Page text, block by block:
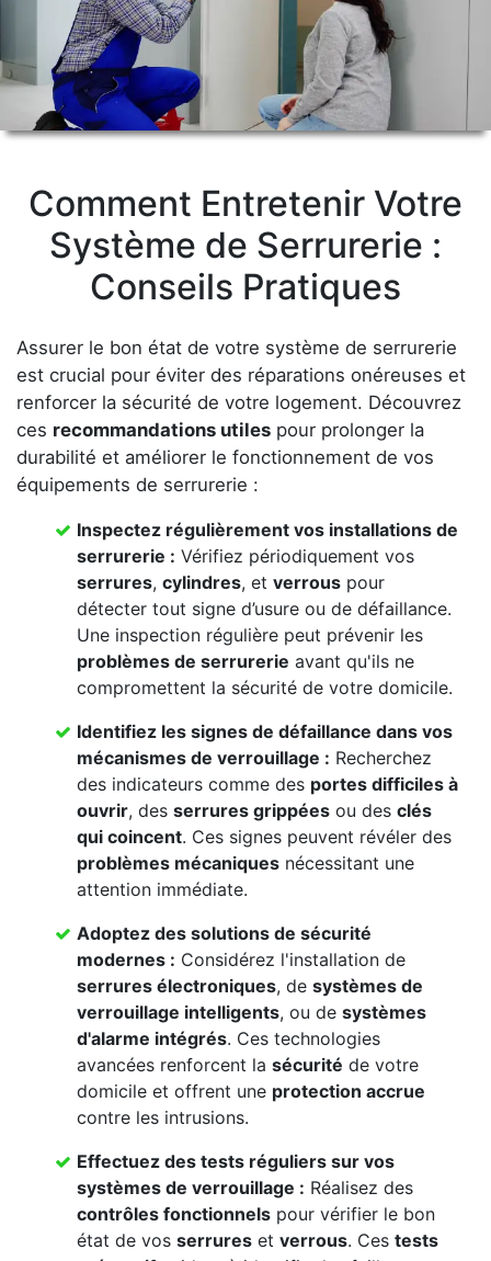
Comment Entretenir Votre
Système de Serrurerie :
Conseils Pratiques
Assurer le bon état de votre système de serrurerie
est crucial pour éviter des réparations onéreuses et
renforcer la sécurité de votre logement. Découvrez
ces recommandations utiles pour prolonger la
durabilité et améliorer le fonctionnement de vos
équipements de serrurerie :
Inspectez régulièrement vos installations de
serrurerie : Vérifiez périodiquement vos
serrures, cylindres, et verrous pour
détecter tout signe d’usure ou de défaillance.
Une inspection régulière peut prévenir les
problèmes de serrurerie avant qu'ils ne
compromettent la sécurité de votre domicile.
Identifiez les signes de défaillance dans vos
mécanismes de verrouillage : Recherchez
des indicateurs comme des portes difficiles à
ouvrir, des serrures grippées ou des clés
qui coincent. Ces signes peuvent révéler des
problèmes mécaniques nécessitant une
attention immédiate.
Adoptez des solutions de sécurité
modernes : Considérez l'installation de
serrures électroniques, de systèmes de
verrouillage intelligents, ou de systèmes
d'alarme intégrés. Ces technologies
avancées renforcent la sécurité de votre
domicile et offrent une protection accrue
contre les intrusions.
Effectuez des tests réguliers sur vos
systèmes de verrouillage : Réalisez des
contrôles fonctionnels pour vérifier le bon
état de vos serrures et verrous. Ces tests